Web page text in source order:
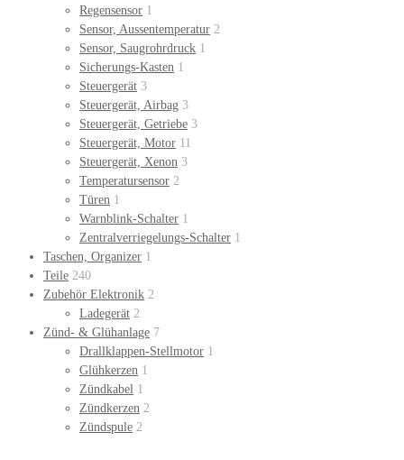
Regensensor 1
Sensor, Aussentemperatur 2
Sensor, Saugrohrdruck 1
Sicherungs-Kasten 1
Steuergerät 3
Steuergerät, Airbag 3
Steuergerät, Getriebe 3
Steuergerät, Motor 11
Steuergerät, Xenon 3
Temperatursensor 2
Türen 1
Warnblink-Schalter 1
Zentralverriegelungs-Schalter 1
Taschen, Organizer 1
Teile 240
Zubehör Elektronik 2
Ladegerät 2
Zünd- & Glühanlage 7
Drallklappen-Stellmotor 1
Glühkerzen 1
Zündkabel 1
Zündkerzen 2
Zündspule 2